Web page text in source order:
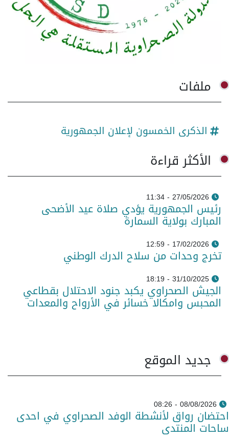
ملفات
الذكرى الخمسون لإعلان الجمهورية
الأكثر قراءة
27/05/2026 - 11:34
رئيس الجمهورية يؤدي صلاة عيد الأضحى
المبارك بولاية السمارة
17/02/2026 - 12:59
تخرج وحدات من سلاح الدرك الوطني
31/10/2025 - 18:19
الجيش الصحراوي يكبد جنود الاحتلال بقطاعي
المحبس وامكالا خسائر في الأرواح والمعدات
جديد الموقع
08/08/2026 - 08:26
احتضان رواق لأنشطة الوفد الصحراوي في احدى
ساحات المنتدى